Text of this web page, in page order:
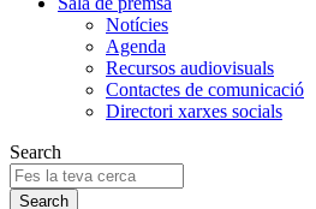
Notícies
Agenda
Recursos audiovisuals
Contactes de comunicació
Directori xarxes socials
Search